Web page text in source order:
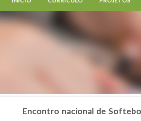
Encontro nacional de